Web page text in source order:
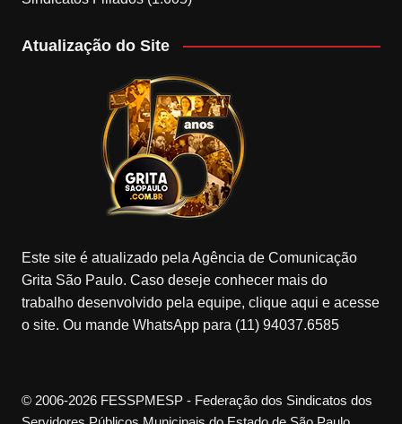
Atualização do Site
Este site é atualizado pela Agência de Comunicação
Grita São Paulo. Caso deseje conhecer mais do
trabalho desenvolvido pela equipe, clique aqui e acesse
o site. Ou mande WhatsApp para (11) 94037.6585
© 2006-2026 FESSPMESP - Federação dos Sindicatos dos